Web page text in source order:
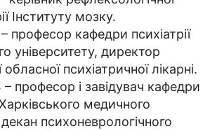
Інституту мозку.
професор кафедри психіатрії
університету, директор
психіатричної лікарні.
професор і завідувач кафедри
Харківського медичного
декан психоневрологічного